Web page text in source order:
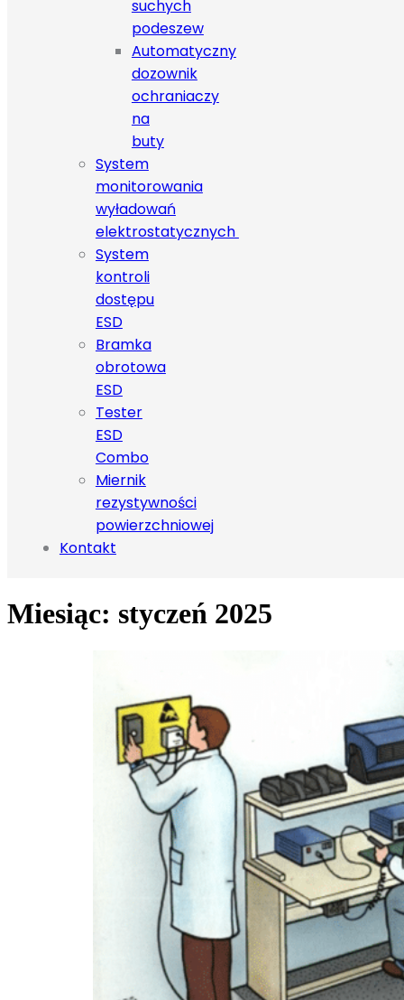
suchych
podeszew
Automatyczny
dozownik
ochraniaczy
na
buty
System
monitorowania
wyładowań
elektrostatycznych
System
kontroli
dostępu
ESD
Bramka
obrotowa
ESD
Tester
ESD
Combo
Miernik
rezystywności
powierzchniowej
Kontakt
Miesiąc: styczeń 2025